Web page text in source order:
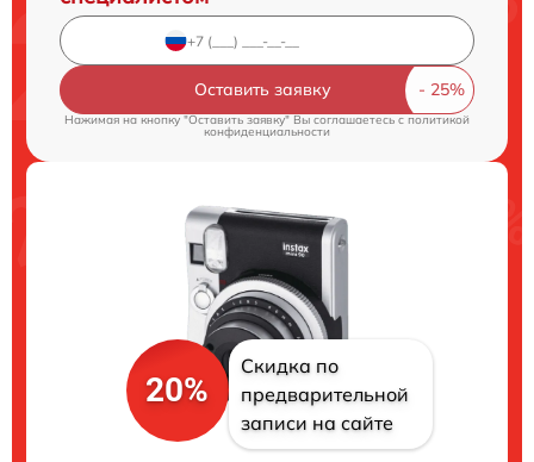
Оставить заявку
Нажимая на кнопку "Оставить заявку" Вы соглашаетесь c политикой
конфиденциальности
20%
Скидка по
предварительной
записи на сайте